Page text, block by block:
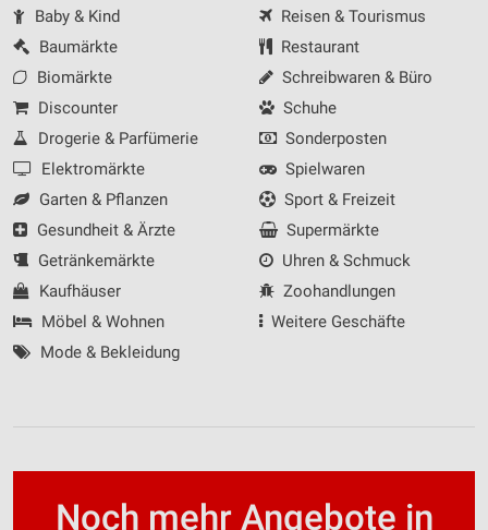
Baby & Kind
Baumärkte
Biomärkte
Discounter
Drogerie & Parfümerie
Elektromärkte
Garten & Pflanzen
Gesundheit & Ärzte
Getränkemärkte
Kaufhäuser
Möbel & Wohnen
Mode & Bekleidung
Reisen & Tourismus
Restaurant
Schreibwaren & Büro
Schuhe
Sonderposten
Spielwaren
Sport & Freizeit
Supermärkte
Uhren & Schmuck
Zoohandlungen
Weitere Geschäfte
Noch mehr Angebote in